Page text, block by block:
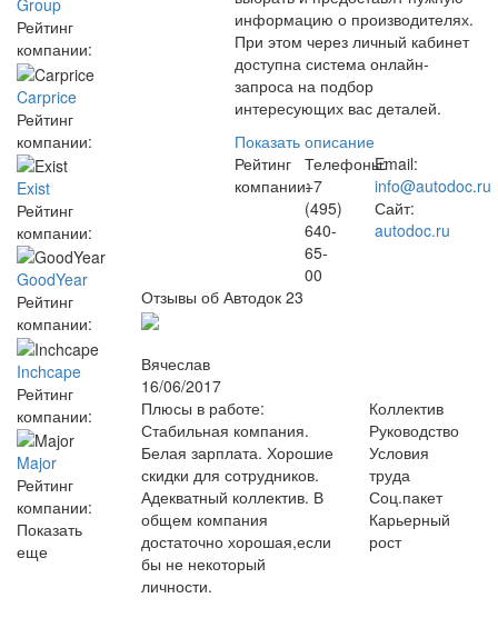
Group
Рейтинг
компании:
Carprice
Рейтинг
компании:
Exist
Рейтинг
компании:
GoodYear
Рейтинг
компании:
Inchcape
Рейтинг
компании:
Major
Рейтинг
компании:
Показать
еще
информацию о производителях.
При этом через личный кабинет
доступна система онлайн-
запроса на подбор
интересующих вас деталей.
Показать описание
Рейтинг
компании:
Телефоны:
+7
(495)
640-
65-
00
Email:
info@autodoc.ru
Сайт:
autodoc.ru
Отзывы об Автодок 23
Вячеслав
16/06/2017
Плюсы в работе:
Стабильная компания.
Белая зарплата. Хорошие
скидки для сотрудников.
Адекватный коллектив. В
общем компания
достаточно хорошая,если
бы не некоторый
личности.
Коллектив
Руководство
Условия
труда
Соц.пакет
Карьерный
рост